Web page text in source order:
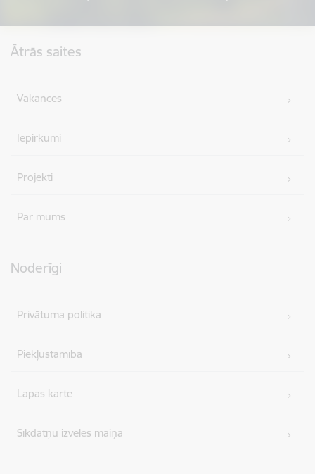
Ātrās saites
Vakances
Iepirkumi
Projekti
Par mums
Noderīgi
Privātuma politika
Piekļūstamība
Lapas karte
Sīkdatņu izvēles maiņa